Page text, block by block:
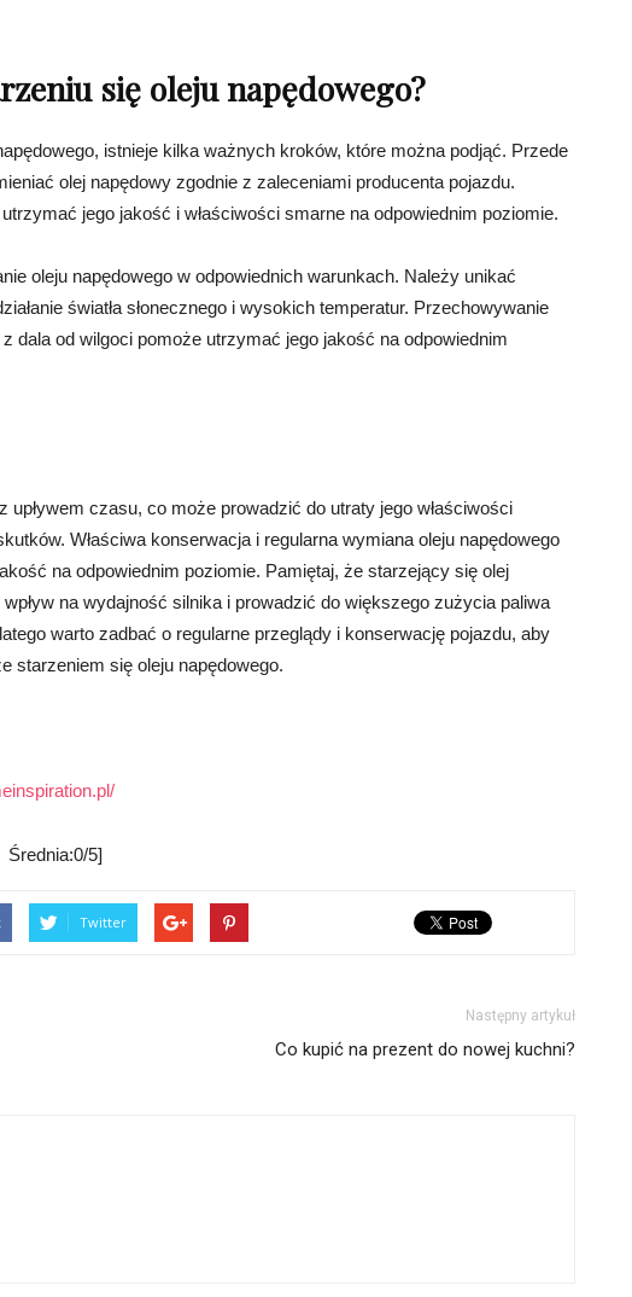
się oleju napędowego?
istnieje kilka ważnych kroków, które można podjąć. Przede
olej napędowy zgodnie z zaleceniami producenta pojazdu.
jego jakość i właściwości smarne na odpowiednim poziomie.
oleju napędowego w odpowiednich warunkach. Należy unikać
światła słonecznego i wysokich temperatur. Przechowywanie
dala od wilgoci pomoże utrzymać jego jakość na odpowiednim
czasu, co może prowadzić do utraty jego właściwości
Właściwa konserwacja i regularna wymiana oleju napędowego
na odpowiednim poziomie. Pamiętaj, że starzejący się olej
na wydajność silnika i prowadzić do większego zużycia paliwa
warto zadbać o regularne przeglądy i konserwację pojazdu, aby
starzeniem się oleju napędowego.
5]
Twitter
Następny artykuł
Co kupić na prezent do nowej kuchni?